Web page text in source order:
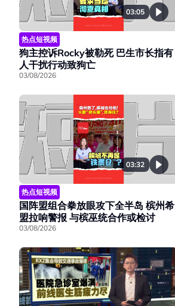
03:05
热点短视频
狗主控诉Rocky被勒死 巴生市长指有
人干扰行动致狗亡
03/08/2026
03:32
热点短视频
国阵盟组合拳放眼攻下全半岛 槟州希
盟拉响警报 与槟巫统合作或检讨
03/08/2026